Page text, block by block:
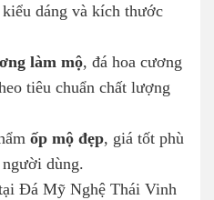
dáng và kích thước
làm mộ, đá hoa cương
tiêu chuẩn chất lượng
ốp mộ đẹp, giá tốt phù
dùng.
Đá Mỹ Nghệ Thái Vinh